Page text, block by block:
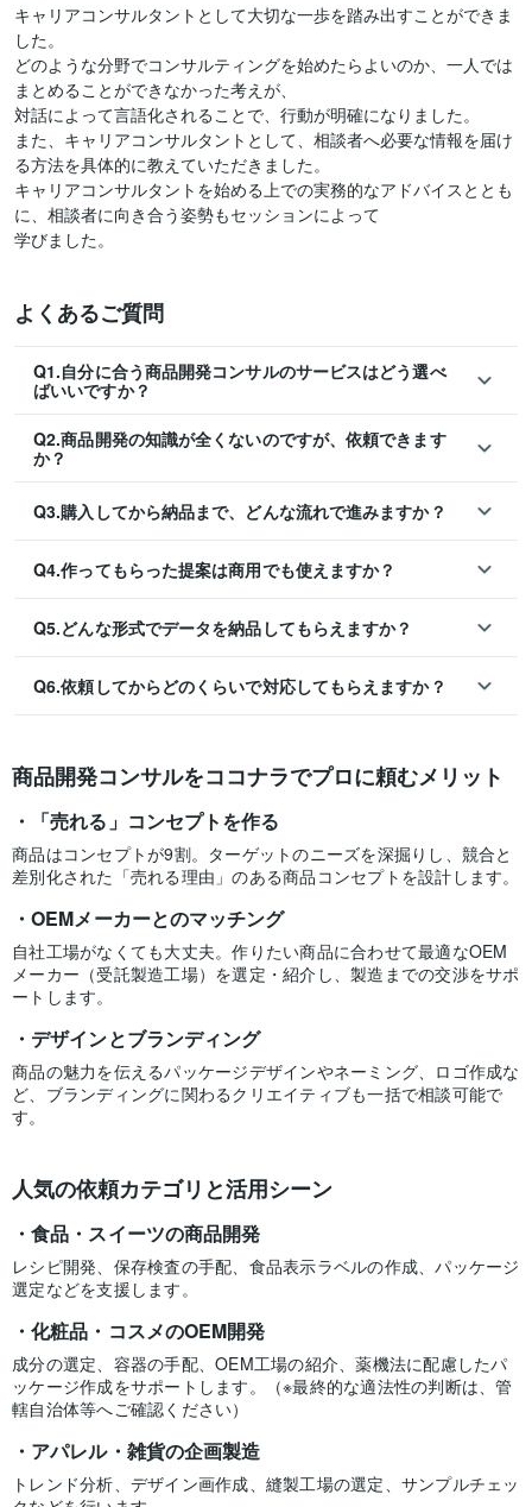
キャリアコンサルタントとして大切な一歩を踏み出すことができま
した。
どのような分野でコンサルティングを始めたらよいのか、一人では
まとめることができなかった考えが、
対話によって言語化されることで、行動が明確になりました。
また、キャリアコンサルタントとして、相談者へ必要な情報を届け
る方法を具体的に教えていただきました。
キャリアコンサルタントを始める上での実務的なアドバイスととも
に、相談者に向き合う姿勢もセッションによって
学びました。
よくあるご質問
Q1.自分に合う商品開発コンサルのサービスはどう選べ
ばいいですか？
Q2.商品開発の知識が全くないのですが、依頼できます
か？
Q3.購入してから納品まで、どんな流れで進みますか？
Q4.作ってもらった提案は商用でも使えますか？
Q5.どんな形式でデータを納品してもらえますか？
Q6.依頼してからどのくらいで対応してもらえますか？
商品開発コンサルをココナラでプロに頼むメリット
「売れる」コンセプトを作る
商品はコンセプトが9割。ターゲットのニーズを深掘りし、競合と
差別化された「売れる理由」のある商品コンセプトを設計します。
OEMメーカーとのマッチング
自社工場がなくても大丈夫。作りたい商品に合わせて最適なOEM
メーカー（受託製造工場）を選定・紹介し、製造までの交渉をサポ
ートします。
デザインとブランディング
商品の魅力を伝えるパッケージデザインやネーミング、ロゴ作成な
ど、ブランディングに関わるクリエイティブも一括で相談可能で
す。
人気の依頼カテゴリと活用シーン
食品・スイーツの商品開発
レシピ開発、保存検査の手配、食品表示ラベルの作成、パッケージ
選定などを支援します。
化粧品・コスメのOEM開発
成分の選定、容器の手配、OEM工場の紹介、薬機法に配慮したパ
ッケージ作成をサポートします。（※最終的な適法性の判断は、管
轄自治体等へご確認ください）
アパレル・雑貨の企画製造
トレンド分析、デザイン画作成、縫製工場の選定、サンプルチェッ